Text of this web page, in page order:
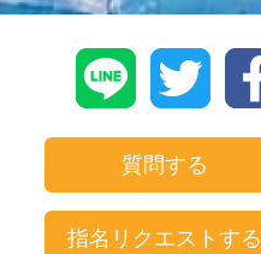
質問する
指名リクエストする